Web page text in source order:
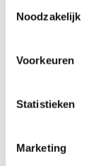
Noodzakelijk
Voorkeuren
Statistieken
Marketing
Aan het einde
de aandacht
GGD Hollands
aangesloten.
gemeenten en
De Alliantie